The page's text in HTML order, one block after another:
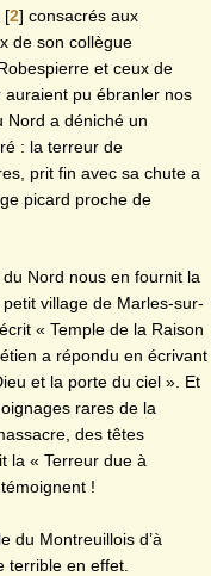
[2] consacrés aux
de son collègue
et ceux de
auraient pu ébranler nos
Nord a déniché un
: la terreur de
prit fin avec sa chute a
picard proche de
Nord nous en fournit la
village de Marles-sur-
« Temple de la Raison
a répondu en écrivant
et la porte du ciel ». Et
rares de la
des têtes
la « Terreur due à
!
du Montreuillois d’à
terrible en effet.